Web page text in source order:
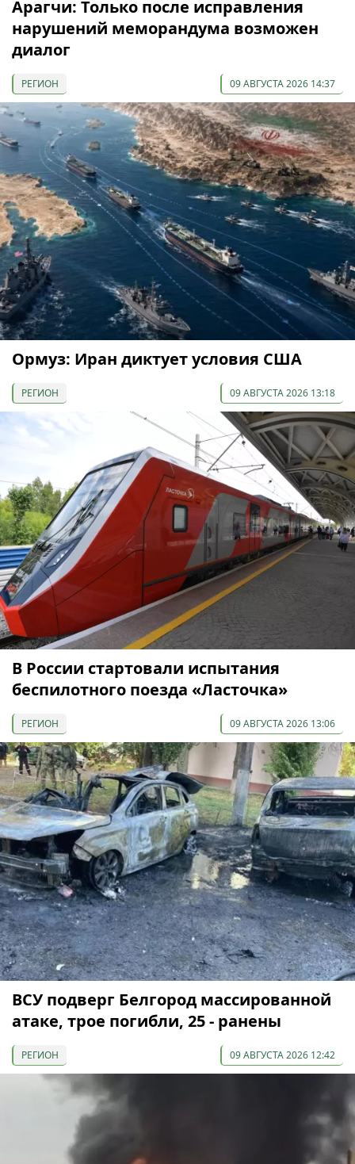
Арагчи: Только после исправления
нарушений меморандума возможен
диалог
РЕГИОН 09 АВГУСТА 2026 14:37
Ормуз: Иран диктует условия США
РЕГИОН 09 АВГУСТА 2026 13:18
В России стартовали испытания
беспилотного поезда «Ласточка»
РЕГИОН 09 АВГУСТА 2026 13:06
ВСУ подверг Белгород массированной
атаке, трое погибли, 25 - ранены
РЕГИОН 09 АВГУСТА 2026 12:42